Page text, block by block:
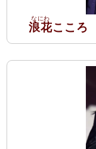
浪花こころ